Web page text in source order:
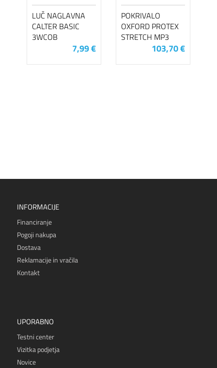
LUČ NAGLAVNA
CALTER BASIC
3WCOB
7,99 €
POKRIVALO
OXFORD PROTEX
STRETCH MP3
103,70 €
INFORMACIJE
Financiranje
Pogoji nakupa
Dostava
Reklamacije in vračila
Kontakt
UPORABNO
Testni center
Vizitka podjetja
Novice